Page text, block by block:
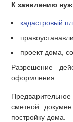
К заявлению
кадастровый
проект дома,
Разрешение
оформления.
сметной
постройку дома.